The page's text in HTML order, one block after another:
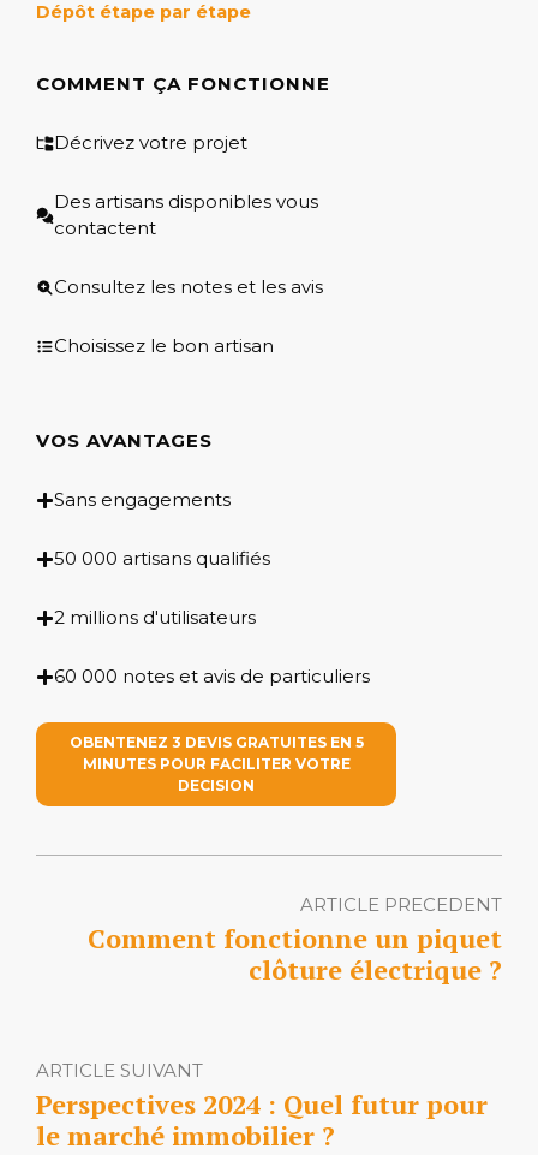
Dépôt étape par étape
COMMENT ÇA FONCTIONNE
Décrivez votre projet
Des artisans disponibles vous
contactent
Consultez les notes et les avis
Choisissez le bon artisan
VOS AVANTAGES
Sans engagements
50 000 artisans qualifiés
2 millions d'utilisateurs
60 000 notes et avis de particuliers
OBENTENEZ 3 DEVIS GRATUITES EN 5
MINUTES POUR FACILITER VOTRE
DECISION
ARTICLE PRECEDENT
Comment fonctionne un piquet
clôture électrique ?
ARTICLE SUIVANT
Perspectives 2024 : Quel futur pour
le marché immobilier ?